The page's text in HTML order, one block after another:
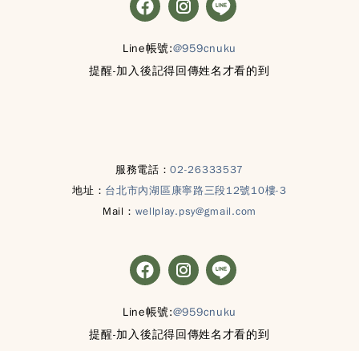
Line帳號:@959cnuku
提醒-加入後記得回傳姓名才看的到
服務電話：02-26333537
地址： 台北市內湖區康寧路三段12號10樓-3
Mail： wellplay.psy@gmail.com
Line帳號:@959cnuku
提醒-加入後記得回傳姓名才看的到